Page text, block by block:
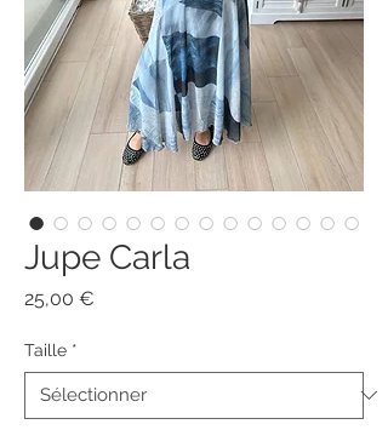
Jupe Carla
25,00 €
Taille *